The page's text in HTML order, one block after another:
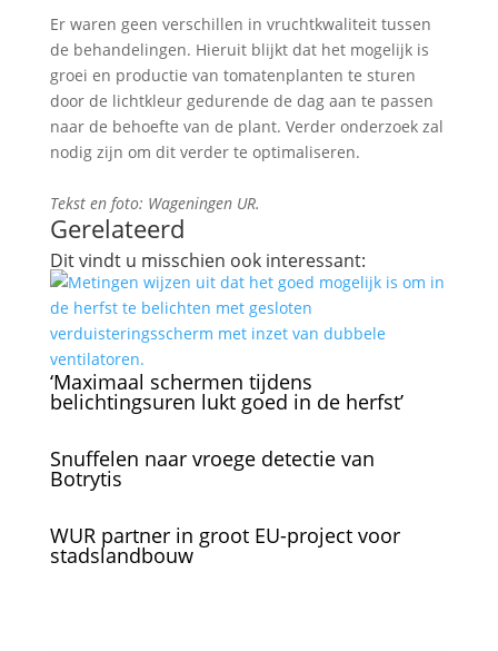
Er waren geen verschillen in vruchtkwaliteit tussen
de behandelingen. Hieruit blijkt dat het mogelijk is
groei en productie van tomatenplanten te sturen
door de lichtkleur gedurende de dag aan te passen
naar de behoefte van de plant. Verder onderzoek zal
nodig zijn om dit verder te optimaliseren.
Tekst en foto: Wageningen UR.
Gerelateerd
Dit vindt u misschien ook interessant:
‘Maximaal schermen tijdens
belichtingsuren lukt goed in de herfst’
Snuffelen naar vroege detectie van
Botrytis
WUR partner in groot EU-project voor
stadslandbouw